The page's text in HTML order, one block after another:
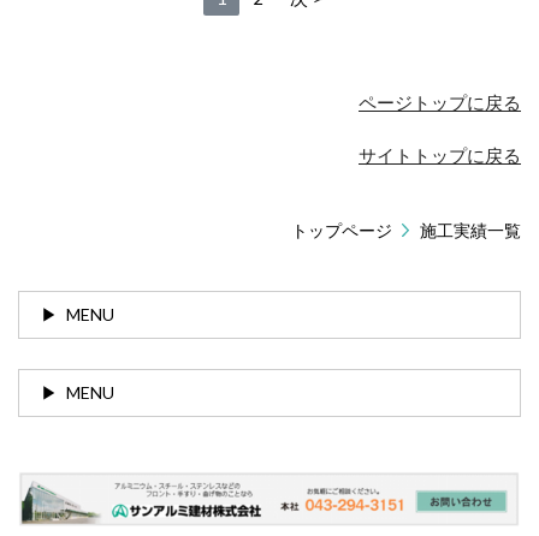
ページトップに戻る
サイトトップに戻る
トップページ 施工実績一覧
MENU
MENU